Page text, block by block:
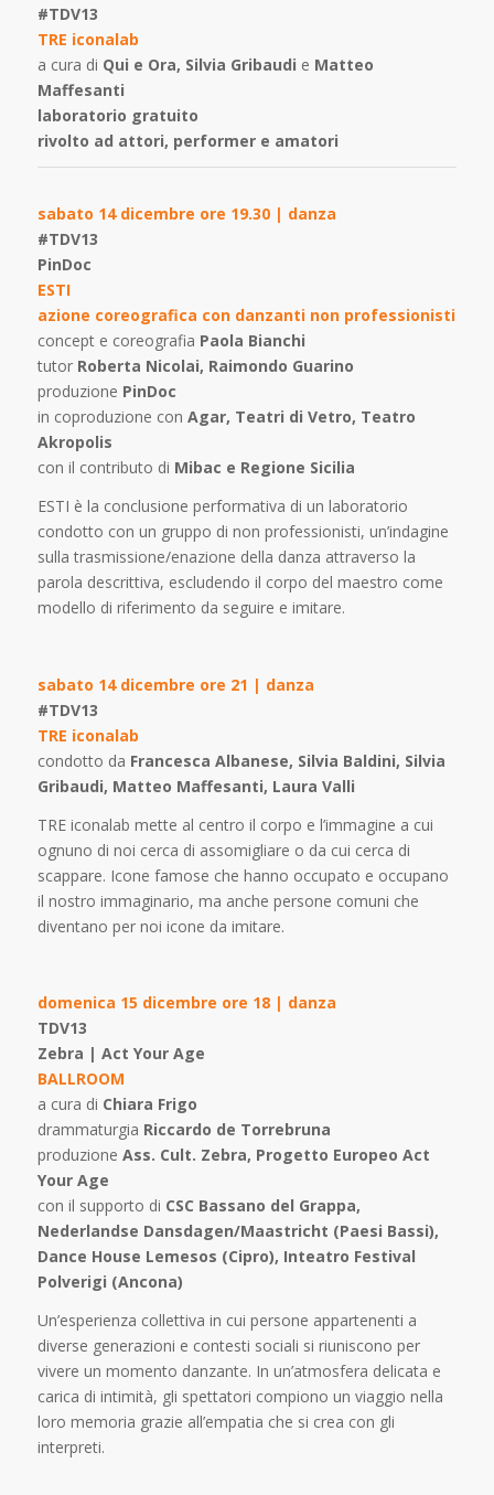
#TDV13
TRE iconalab
a cura di Qui e Ora, Silvia Gribaudi e Matteo
Maffesanti
laboratorio gratuito
rivolto ad attori, performer e amatori
sabato 14 dicembre ore 19.30 | danza
#TDV13
PinDoc
ESTI
azione coreografica con danzanti non professionisti
concept e coreografia Paola Bianchi
tutor Roberta Nicolai, Raimondo Guarino
produzione PinDoc
in coproduzione con Agar, Teatri di Vetro, Teatro
Akropolis
con il contributo di Mibac e Regione Sicilia
ESTI è la conclusione performativa di un laboratorio
condotto con un gruppo di non professionisti, un’indagine
sulla trasmissione/enazione della danza attraverso la
parola descrittiva, escludendo il corpo del maestro come
modello di riferimento da seguire e imitare.
sabato 14 dicembre ore 21 | danza
#TDV13
TRE iconalab
condotto da Francesca Albanese, Silvia Baldini, Silvia
Gribaudi, Matteo Maffesanti, Laura Valli
TRE iconalab mette al centro il corpo e l’immagine a cui
ognuno di noi cerca di assomigliare o da cui cerca di
scappare. Icone famose che hanno occupato e occupano
il nostro immaginario, ma anche persone comuni che
diventano per noi icone da imitare.
domenica 15 dicembre ore 18 | danza
TDV13
Zebra | Act Your Age
BALLROOM
a cura di Chiara Frigo
drammaturgia Riccardo de Torrebruna
produzione Ass. Cult. Zebra, Progetto Europeo Act
Your Age
con il supporto di CSC Bassano del Grappa,
Nederlandse Dansdagen/Maastricht (Paesi Bassi),
Dance House Lemesos (Cipro), Inteatro Festival
Polverigi (Ancona)
Un’esperienza collettiva in cui persone appartenenti a
diverse generazioni e contesti sociali si riuniscono per
vivere un momento danzante. In un’atmosfera delicata e
carica di intimità, gli spettatori compiono un viaggio nella
loro memoria grazie all’empatia che si crea con gli
interpreti.